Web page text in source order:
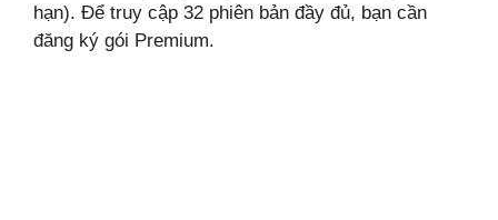
hạn). Để truy cập 32 phiên bản đầy đủ, bạn cần
đăng ký gói Premium.